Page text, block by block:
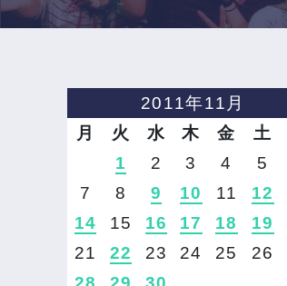
2011年11月
月
火 水 木 金 土
1 2 3 4 5
7
8 9 10 11 12
14
15 16 17 18 19
21
22 23 24 25 26